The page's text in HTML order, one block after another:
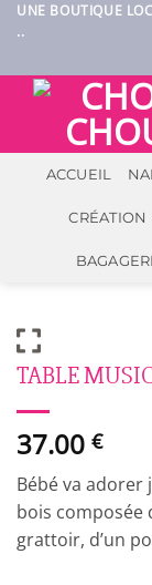
Passer
au
UNE BOUTIQUE
..
ACCUEIL
CRÉATION
TABLE
37.00 €
Bébé va adorer
bois composée
grattoir, d’un